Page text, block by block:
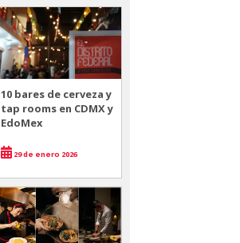
10 bares de cerveza y
tap rooms en CDMX y
EdoMex
29 de enero 2026